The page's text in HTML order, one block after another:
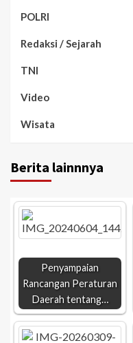
POLRI
Redaksi / Sejarah
TNI
Video
Wisata
Berita lainnnya
Penyampaian
Rancangan Peraturan
Daerah tentang…